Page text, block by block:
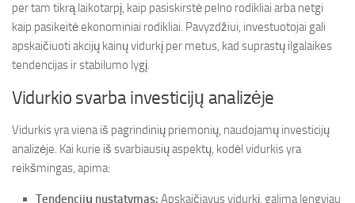
per tam tikrą laikotarpį, kaip pasiskirstė pelno rodikliai arba netgi
kaip pasikeitė ekonominiai rodikliai. Pavyzdžiui, investuotojai gali
apskaičiuoti akcijų kainų vidurkį per metus, kad suprastų ilgalaikes
tendencijas ir stabilumo lygį.
Vidurkio svarba investicijų analizėje
Vidurkis yra viena iš pagrindinių priemonių, naudojamų investicijų
analizėje. Kai kurie iš svarbiausių aspektų, kodėl vidurkis yra
reikšmingas, apima:
Tendencijų nustatymas: Apskaičiavus vidurkį, galima lengviau